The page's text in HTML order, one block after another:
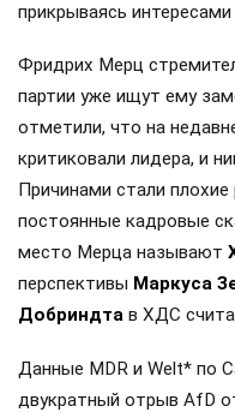
прикрываясь
Фридрих Мерц
партии уже ищут ему
отметили, что на
критиковали лидера, и
Причинами стали
постоянные кадровые
место Мерца называют
перспективы Маркуса
Добриндта в ХДС
Данные MDR и Welt* по
двукратный отрыв AfD